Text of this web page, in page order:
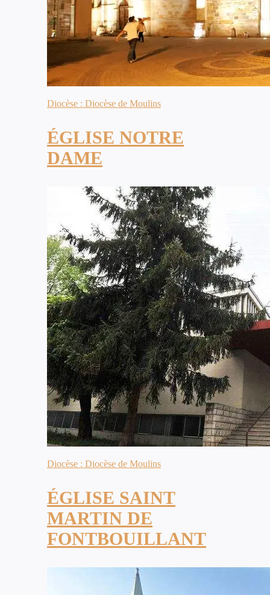
Diocèse : Diocèse de Moulins
ÉGLISE NOTRE
DAME
Diocèse : Diocèse de Moulins
ÉGLISE SAINT
MARTIN DE
FONTBOUILLANT